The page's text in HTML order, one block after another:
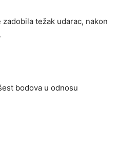
težak udarac, nakon
bodova u odnosu